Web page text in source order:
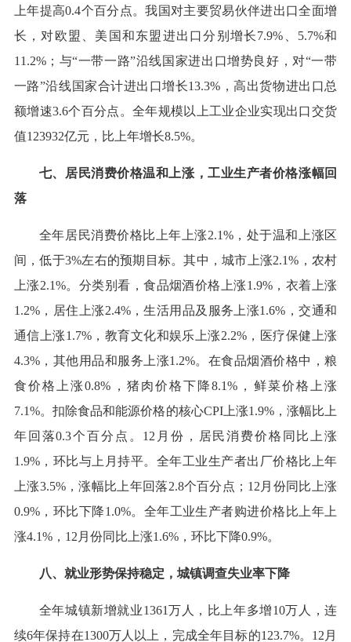
上年提高0.4个百分点。我国对主要贸易伙伴进出口全面增
长，对欧盟、美国和东盟进出口分别增长7.9%、5.7%和
11.2%；与“一带一路”沿线国家进出口增势良好，对“一带
一路”沿线国家合计进出口增长13.3%，高出货物进出口总
额增速3.6个百分点。全年规模以上工业企业实现出口交货
值123932亿元，比上年增长8.5%。
七、居民消费价格温和上涨，工业生产者价格涨幅回
落
全年居民消费价格比上年上涨2.1%，处于温和上涨区
间，低于3%左右的预期目标。其中，城市上涨2.1%，农村
上涨2.1%。分类别看，食品烟酒价格上涨1.9%，衣着上涨
1.2%，居住上涨2.4%，生活用品及服务上涨1.6%，交通和
通信上涨1.7%，教育文化和娱乐上涨2.2%，医疗保健上涨
4.3%，其他用品和服务上涨1.2%。在食品烟酒价格中，粮
食价格上涨0.8%，猪肉价格下降8.1%，鲜菜价格上涨
7.1%。扣除食品和能源价格的核心CPI上涨1.9%，涨幅比上
年回落0.3个百分点。12月份，居民消费价格同比上涨
1.9%，环比与上月持平。全年工业生产者出厂价格比上年
上涨3.5%，涨幅比上年回落2.8个百分点；12月份同比上涨
0.9%，环比下降1.0%。全年工业生产者购进价格比上年上
涨4.1%，12月份同比上涨1.6%，环比下降0.9%。
八、就业形势保持稳定，城镇调查失业率下降
全年城镇新增就业1361万人，比上年多增10万人，连
续6年保持在1300万人以上，完成全年目标的123.7%。12月